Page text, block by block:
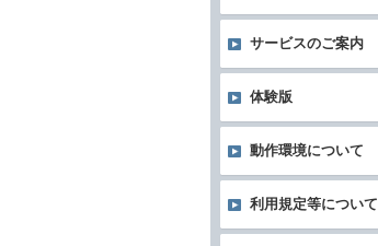
サービスのご案内
体験版
動作環境について
利用規定等について